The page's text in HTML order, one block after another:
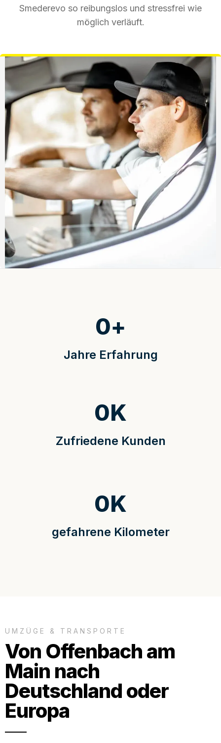
Smederevo so reibungslos und stressfrei wie
möglich verläuft.
Jahre Erfahrung
0+
Zufriedene Kunden
0K
gefahrene Kilometer
0K
UMZÜGE & TRANSPORTE
Von Offenbach am
Main nach
Deutschland oder
Europa